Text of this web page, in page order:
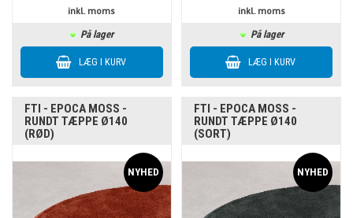
inkl. moms
På lager
inkl. moms
På lager
FTI - EPOCA MOSS -
RUNDT TÆPPE Ø140
(RØD)
FTI - EPOCA MOSS -
RUNDT TÆPPE Ø140
(SORT)